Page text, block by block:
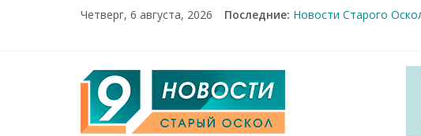
Четверг, 6 августа, 2026 Последние: Новости Старого
Александр Шуваев
От учебников к
9